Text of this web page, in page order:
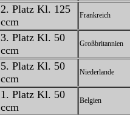
2. Platz Kl. 125
ccm
Frankreich
3. Platz Kl. 50
ccm
Großbritannien
5. Platz Kl. 50
ccm
Niederlande
1. Platz Kl. 50
ccm
Belgien